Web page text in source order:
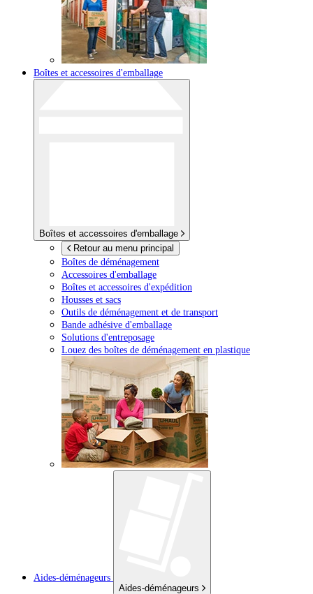
Boîtes et accessoires d'emballage
Boîtes et accessoires d'emballage
Retour au menu principal
Boîtes de déménagement
Accessoires d'emballage
Boîtes et accessoires d'expédition
Housses et sacs
Outils de déménagement et de transport
Bande adhésive d'emballage
Solutions d'entreposage
Louez des boîtes de déménagement en plastique
Aides-déménageurs
Aides-déménageurs